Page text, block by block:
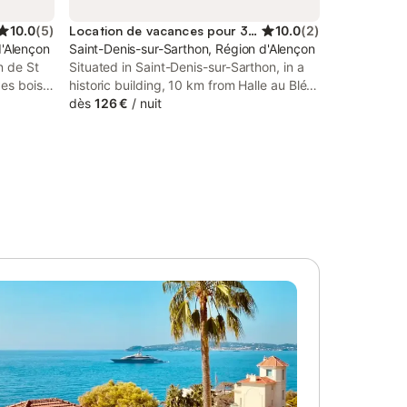
10.0(5)
de St
bois.
/ salle
Une
en
Location de vacances pour 3 personnes 10.0(2)
Saint-Denis-sur-Sarthon, Région d'Alençon
Situated in Saint-Denis-sur-Sarthon, in a
historic building, 10 km from Halle au Blé,
Fournil XVIIe & Spa privatifs - La Nuit d
dès 126 € / nuit